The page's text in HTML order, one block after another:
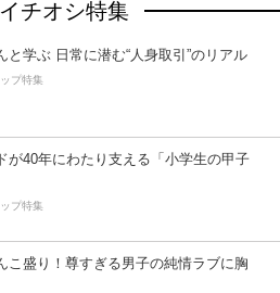
チオシ特集
と学ぶ 日常に潜む“人身取引”のリアル
プ特集
が40年にわたり支える「小学生の甲子
プ特集
こ盛り！尊すぎる男子の純情ラブに胸